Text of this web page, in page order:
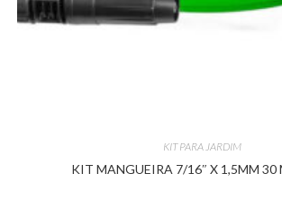
KIT PARA JARDIM
KIT MANGUEIRA 7/16″ X 1,5MM 30